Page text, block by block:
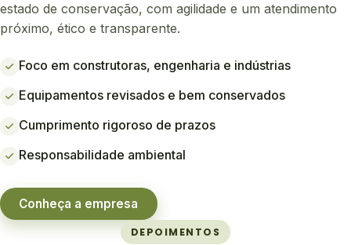
estado de conservação, com agilidade e um atendimento
próximo, ético e transparente.
Foco em construtoras, engenharia e indústrias
Equipamentos revisados e bem conservados
Cumprimento rigoroso de prazos
Responsabilidade ambiental
Conheça a empresa
DEPOIMENTOS